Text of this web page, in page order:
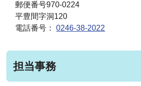
郵便番号970-0224
平豊間字洞120
電話番号：0246-38-2022
担当事務